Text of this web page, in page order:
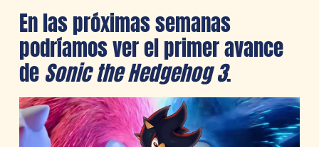
En las próximas semanas
podríamos ver el primer avance
de Sonic the Hedgehog 3.